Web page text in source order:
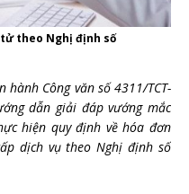
theo Nghị định số
hành Công văn số 4311/TCT-
dẫn giải đáp vướng mắc
hiện quy định về hóa đơn
dịch vụ theo Nghị định số